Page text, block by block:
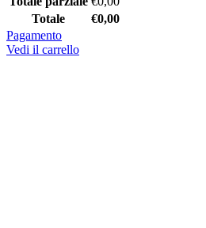
Totale
€0,00
Pagamento
Vedi il carrello